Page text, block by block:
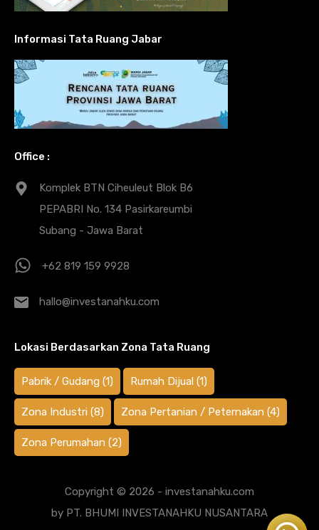
Informasi Tata Ruang Jabar
Office :
Komplek BTN Ciheuleut Blok B6
PEPABRI No. 134 Pasirkareumbi
Subang - Jawa Barat
+62 819 159 9928
hallo@investanahku.com
Lokasi Berdasarkan Zona Tata Ruang
Pabrik / Gudang (1) Rumah Dijual (1)
Zona Industri (8) Zona Pertanian / Peternakan (4)
Zona Perumahan (2)
Copyright © 2026 - investanahku.com
by PT. BHUMI INVESTANAHKU NUSANTARA